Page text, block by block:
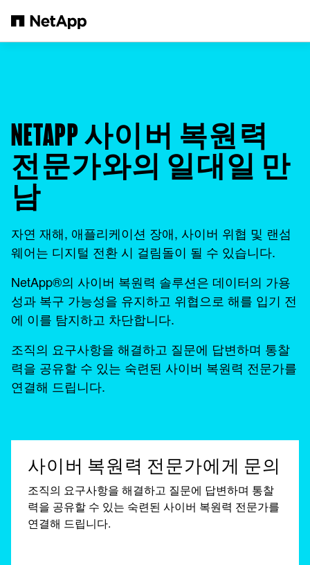
NETAPP 사이버 복원력
전문가와의 일대일 만
남
자연 재해, 애플리케이션 장애, 사이버 위협 및 랜섬
웨어는 디지털 전환 시 걸림돌이 될 수 있습니다.
NetApp®의 사이버 복원력 솔루션은 데이터의 가용
성과 복구 가능성을 유지하고 위협으로 해를 입기 전
에 이를 탐지하고 차단합니다.
조직의 요구사항을 해결하고 질문에 답변하며 통찰
력을 공유할 수 있는 숙련된 사이버 복원력 전문가를
연결해 드립니다.
사이버 복원력 전문가에게 문의
조직의 요구사항을 해결하고 질문에 답변하며 통찰
력을 공유할 수 있는 숙련된 사이버 복원력 전문가를
연결해 드립니다.